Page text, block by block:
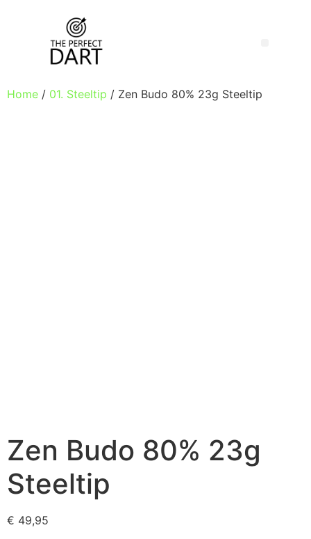
Home / 01. Steeltip / Zen Budo 80% 23g Steeltip
Zen Budo 80% 23g
Steeltip
€ 49,95